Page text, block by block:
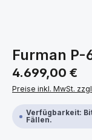
Furman P-
Regulärer Preis:
4.699,00 €
Preise inkl. MwSt.
Verfügbarkeit:
Fällen.